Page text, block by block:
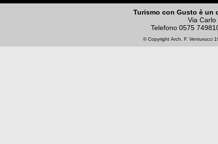
Turismo con Gusto è un
Via
Telefono 0575
© Copyright Arch. F. Venturucci